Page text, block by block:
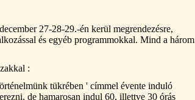
27-28-29.-én kerül megrendezésre,
és egyéb programmokkal. Mind a három
:
tükrében ' címmel évente induló
de hamarosan indul 60, illettve 30 órás